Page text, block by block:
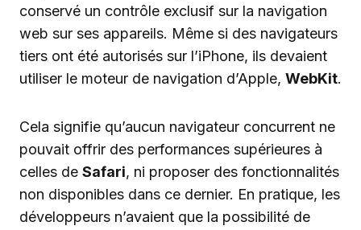
conservé un contrôle exclusif sur la navigation
web sur ses appareils. Même si des navigateurs
tiers ont été autorisés sur l’iPhone, ils devaient
utiliser le moteur de navigation d’Apple, WebKit.
Cela signifie qu’aucun navigateur concurrent ne
pouvait offrir des performances supérieures à
celles de Safari, ni proposer des fonctionnalités
non disponibles dans ce dernier. En pratique, les
développeurs n’avaient que la possibilité de